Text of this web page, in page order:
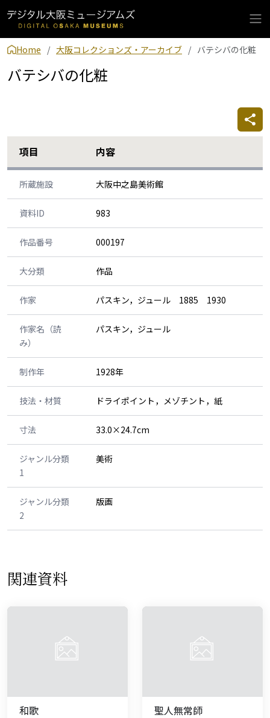
Home 大阪コレクションズ・アーカイブ バテシバの化粧
バテシバの化粧
項目 内容
所蔵施設 大阪中之島美術館
資料ID 983
作品番号 000197
大分類 作品
作家 パスキン，ジュール 1885 1930
作家名（読
み）
パスキン，ジュール
制作年 1928年
技法・材質 ドライポイント，メゾチント，紙
寸法 33.0×24.7cm
ジャンル分類
1
美術
ジャンル分類
2
版画
関連資料
和歌 聖人無常師